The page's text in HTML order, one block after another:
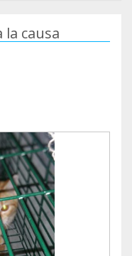
la causa